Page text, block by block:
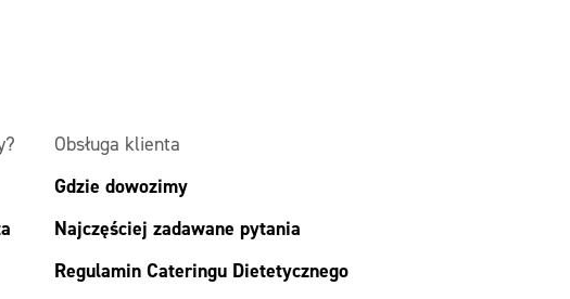
Obsługa klienta
Gdzie dowozimy
Najczęściej zadawane pytania
Regulamin Cateringu Dietetycznego